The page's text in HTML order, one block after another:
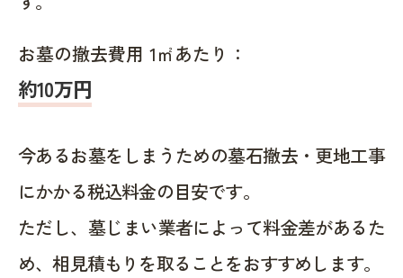
お墓の撤去費用 1㎡あたり：
約10万円
今あるお墓をしまうための墓石撤去・更地工事
にかかる税込料金の目安です。
ただし、墓じまい業者によって料金差があるた
め、相見積もりを取ることをおすすめします。